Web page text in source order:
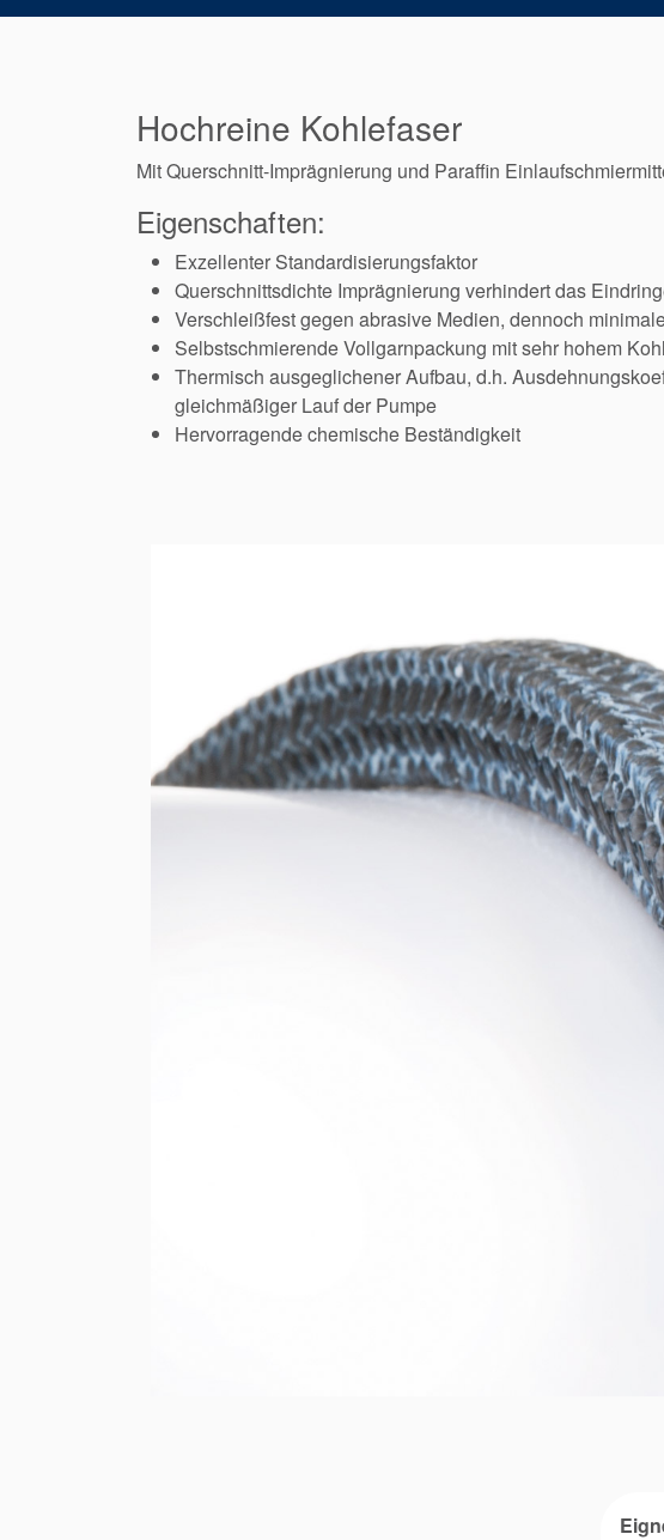
Hochreine Kohlefaser
Mit Querschnitt-Imprägnierung und Paraffin
Eigenschaften:
Exzellenter Standardisierungsfaktor
Querschnittsdichte Imprägnierung verhindert das
Verschleißfest gegen abrasive Medien, dennoch
Selbstschmierende Vollgarnpackung mit sehr hohem
Thermisch ausgeglichener Aufbau, d.h.
gleichmäßiger Lauf der Pumpe
Hervorragende chemische Beständigkeit